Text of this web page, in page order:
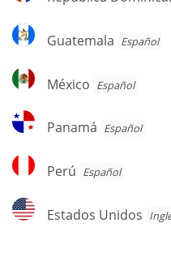
Dominicana
Guatemala
Guatemala Español
México
México Español
Panamá
Panamá Español
Perú
Perú Español
Estados
Unidos
Estados Unidos